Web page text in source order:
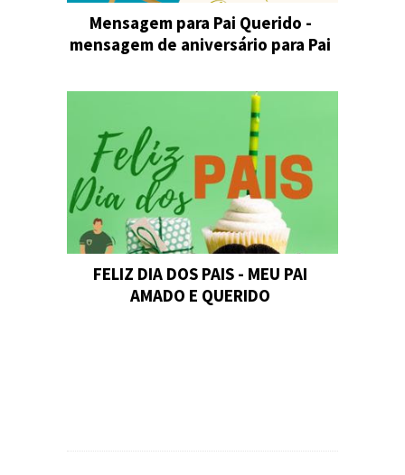
Mensagem para Pai Querido -
mensagem de aniversário para Pai
FELIZ DIA DOS PAIS - MEU PAI
AMADO E QUERIDO